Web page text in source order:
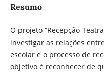
Resumo
O projeto “Recepção
investigar as relações
escolar e o processo de
objetivo é reconhecer de